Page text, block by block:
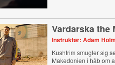
Vardarska the
Instruktør: Adam
Kushtrim smugler sig
Makedonien i håb om